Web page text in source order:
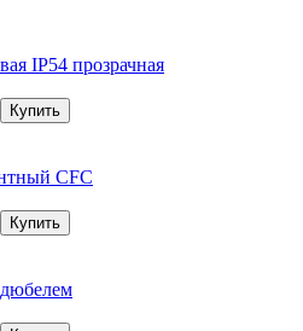
IP54 прозрачная
CFC